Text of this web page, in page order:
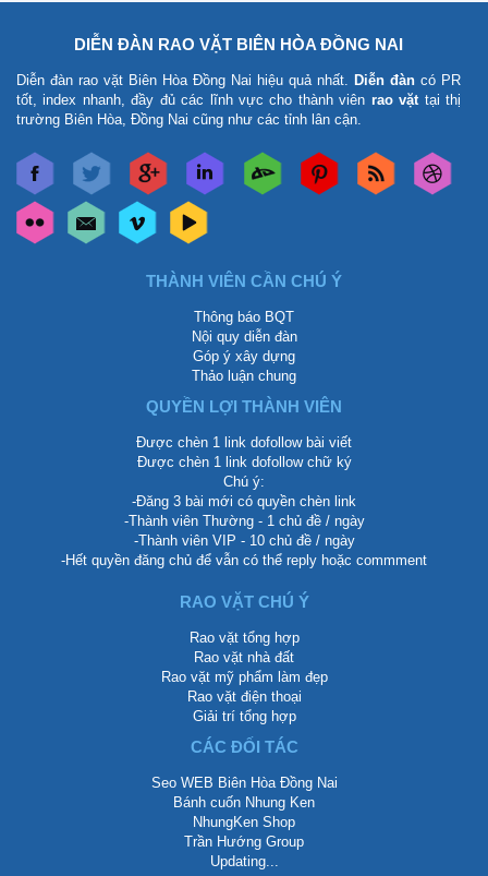
DIỄN ĐÀN RAO VẶT BIÊN HÒA ĐỒNG NAI
Diễn đàn rao vặt Biên Hòa Đồng Nai hiệu quả nhất. Diễn đàn có PR
tốt, index nhanh, đầy đủ các lĩnh vực cho thành viên rao vặttại thị
trường Biên Hòa, Đồng Nai cũng như các tỉnh lân cận.
THÀNH VIÊN CẦN CHÚ Ý
Thông báo BQT
Nội quy diễn đàn
Góp ý xây dựng
Thảo luận chung
QUYỀN LỢI THÀNH VIÊN
Được chèn 1 link dofollow bài viết
Được chèn 1 link dofollow chữ ký
Chú ý:
-Đăng 3 bài mới có quyền chèn link
-Thành viên Thường - 1 chủ đề / ngày
-Thành viên VIP - 10 chủ đề / ngày
-Hết quyền đăng chủ để vẫn có thể reply hoặc commment
RAO VẶT CHÚ Ý
Rao vặt tổng hợp
Rao vặt nhà đất
Rao vặt mỹ phẩm làm đẹp
Rao vặt điện thoại
Giải trí tổng hợp
CÁC ĐỐI TÁC
Seo WEB Biên Hòa Đồng Nai
Bánh cuốn Nhung Ken
NhungKen Shop
Trần Hướng Group
Updating...